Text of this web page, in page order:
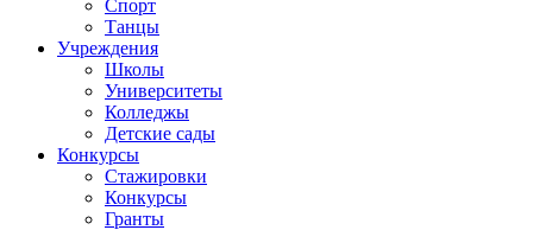
Спорт
Танцы
Учреждения
Школы
Университеты
Колледжы
Детские сады
Конкурсы
Стажировки
Конкурсы
Гранты